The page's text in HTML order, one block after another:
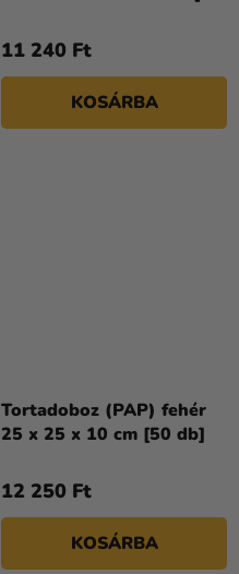
11 240 Ft
KOSÁRBA
Tortadoboz (PAP) fehér
25 x 25 x 10 cm [50 db]
12 250 Ft
KOSÁRBA